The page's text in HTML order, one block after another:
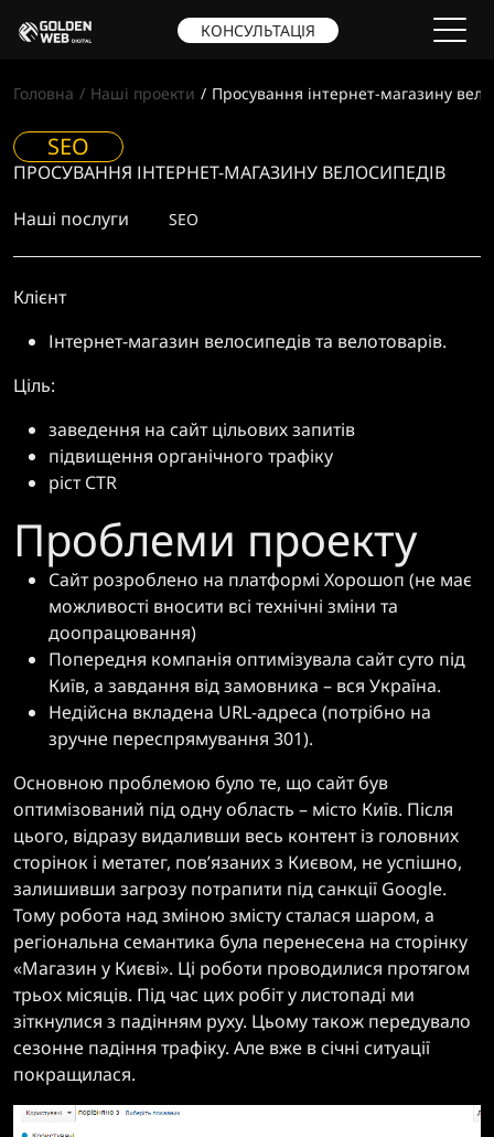
КОНСУЛЬТАЦІЯ
Головна Наші проекти Просування інтернет-магазину
SEO
ПРОСУВАННЯ ІНТЕРНЕТ-МАГАЗИНУ ВЕЛОСИПЕДІВ
Наші послуги
SEO
Клієнт
Інтернет-магазин велосипедів та велотоварів.
Ціль:
заведення на сайт цільових запитів
підвищення органічного трафіку
ріст CTR
Проблеми проекту
Сайт розроблено на платформі Хорошоп (не має
можливості вносити всі технічні зміни та
доопрацювання)
Попередня компанія оптимізувала сайт суто під
Київ, а завдання від замовника – вся Україна.
Недійсна вкладена URL-адреса (потрібно на
зручне переспрямування 301).
Основною проблемою було те, що сайт був
оптимізований під одну область – місто Київ. Після
цього, відразу видаливши весь контент із головних
сторінок і метатег, пов’язаних з Києвом, не успішно,
залишивши загрозу потрапити під санкції Google.
Тому робота над зміною змісту сталася шаром, а
регіональна семантика була перенесена на сторінку
«Магазин у Києві». Ці роботи проводилися протягом
трьох місяців. Під час цих робіт у листопаді ми
зіткнулися з падінням руху. Цьому також передувало
сезонне падіння трафіку. Але вже в січні ситуації
покращилася.